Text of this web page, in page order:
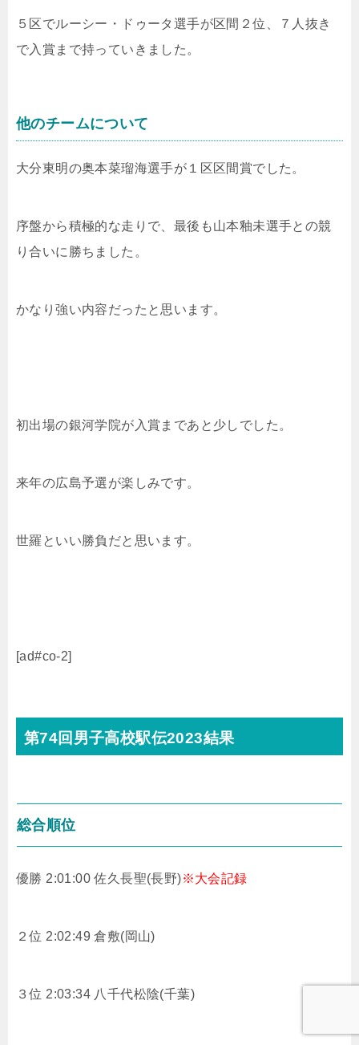
５区でルーシー・ドゥータ選手が区間２位、７人抜き
で入賞まで持っていきました。
他のチームについて
大分東明の奥本菜瑠海選手が１区区間賞でした。
序盤から積極的な走りで、最後も山本釉未選手との競
り合いに勝ちました。
かなり強い内容だったと思います。
初出場の銀河学院が入賞まであと少しでした。
来年の広島予選が楽しみです。
世羅といい勝負だと思います。
[ad#co-2]
第74回男子高校駅伝2023結果
総合順位
優勝 2:01:00 佐久長聖(長野)※大会記録
２位 2:02:49 倉敷(岡山)
３位 2:03:34 八千代松陰(千葉)